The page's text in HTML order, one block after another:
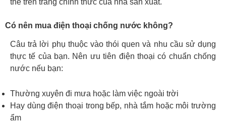
thể trên trang chính thức của nhà sản xuất.
Có nên mua điện thoại chống nước không?
Câu trả lời phụ thuộc vào thói quen và nhu cầu sử dụng
thực tế của bạn. Nên ưu tiên điện thoại có chuẩn chống
nước nếu bạn:
Thường xuyên đi mưa hoặc làm việc ngoài trời
Hay dùng điện thoại trong bếp, nhà tắm hoặc môi trường
ẩm